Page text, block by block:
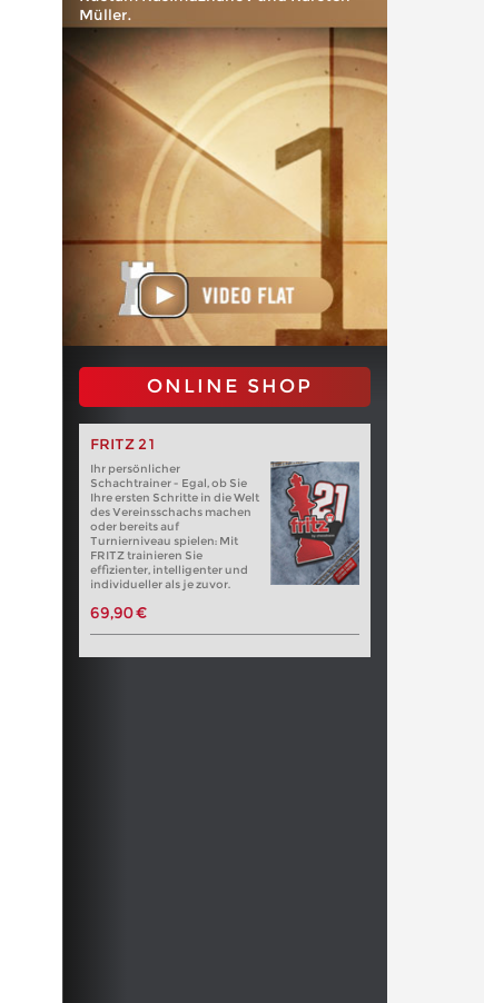
Müller.
ONLINE SHOP
FRITZ 21
Ihr persönlicher
Schachtrainer - Egal, ob Sie
Ihre ersten Schritte in die Welt
des Vereinsschachs machen
oder bereits auf
Turnierniveau spielen: Mit
FRITZ trainieren Sie
effizienter, intelligenter und
individueller als je zuvor.
69,90 €